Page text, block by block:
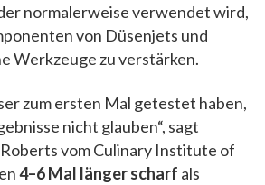
normalerweise verwendet wird,
von Düsenjets und
Werkzeuge zu verstärken.
zum ersten Mal getestet haben,
nicht glauben“, sagt
vom Culinary Institute of
4–6 Mal länger scharf als